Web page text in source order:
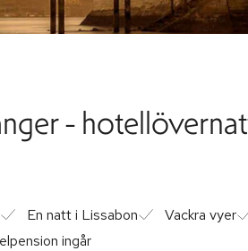
-
En natt i Lissabon Vackra vyer
ingår